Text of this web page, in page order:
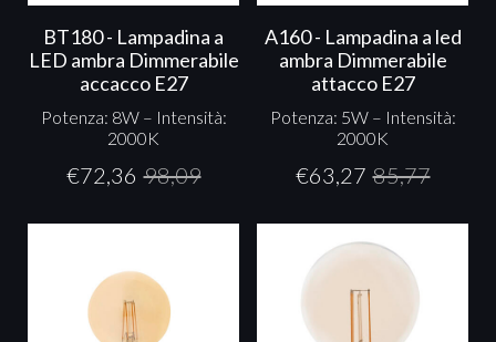
BT180 - Lampadina a
LED ambra Dimmerabile
accacco E27
Potenza: 8W – Intensità:
2000K
€72,36 98,09
A160 - Lampadina a led
ambra Dimmerabile
attacco E27
Potenza: 5W – Intensità:
2000K
€63,27 85,77